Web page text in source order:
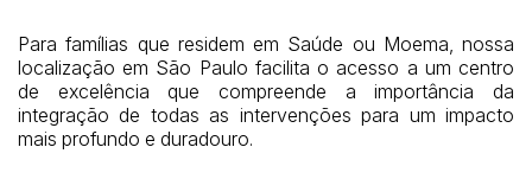
Para famílias que residem em Saúde ou Moema, nossa
localização em São Paulo facilita o acesso a um centro
de excelência que compreende a importância da
integração de todas as intervenções para um impacto
mais profundo e duradouro.